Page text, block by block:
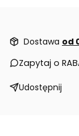
Dostawa od
Zapytaj o
Udostępnij